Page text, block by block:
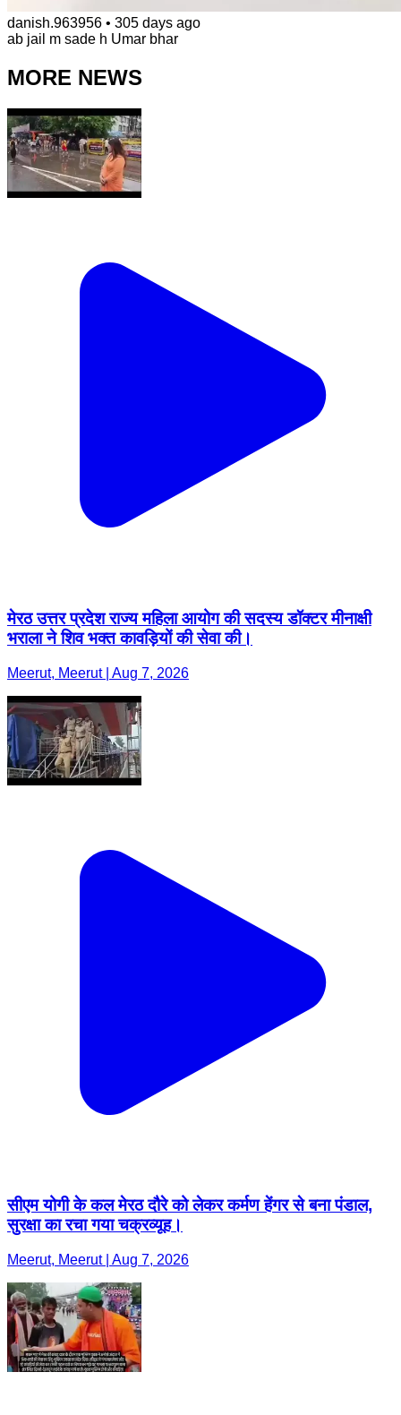
danish.963956 • 305 days ago
ab jail m sade h Umar bhar
MORE NEWS
मेरठ उत्तर प्रदेश राज्य महिला आयोग की सदस्य डॉक्टर मीनाक्षी
भराला ने शिव भक्त कावड़ियों की सेवा की।
Meerut, Meerut | Aug 7, 2026
सीएम योगी के कल मेरठ दौरे को लेकर कर्मण हेंगर से बना पंडाल,
सुरक्षा का रचा गया चक्रव्यूह।
Meerut, Meerut | Aug 7, 2026